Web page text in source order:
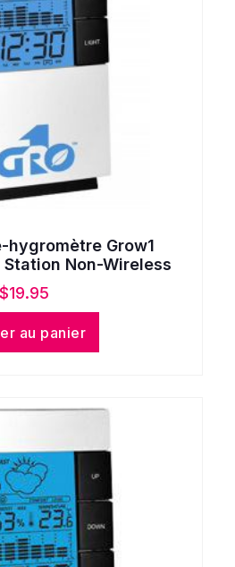
hygromètre Grow1
Non-Wireless
$19.95
au panier